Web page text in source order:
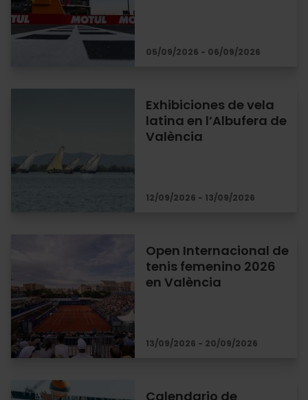
05/09/2026 - 06/09/2026
Exhibiciones de vela
latina en l’Albufera de
València
12/09/2026 - 13/09/2026
Open Internacional de
tenis femenino 2026
en València
13/09/2026 - 20/09/2026
Calendario de